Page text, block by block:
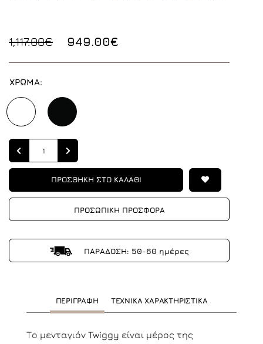
1,117.00€ 949.00€
ΧΡΩΜΑ:
Quantity
ΠΡΟΣΘΗΚΗ ΣΤΟ ΚΑΛΑΘΙ
ΠΡΟΣΩΠΙΚΗ ΠΡΟΣΦΟΡΑ
ΠΑΡΑΔΟΣΗ: 50-60 ημέρες
ΠΕΡΙΓΡΑΦΗ ΤΕΧΝΙΚΑ ΧΑΡΑΚΤΗΡΙΣΤΙΚΑ
Το μενταγιόν Twiggy είναι μέρος της